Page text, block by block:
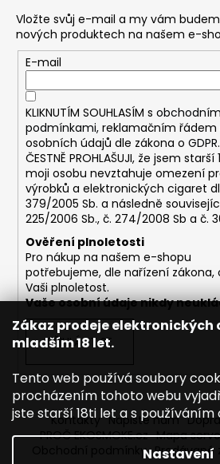
Zákaz prodeje
mladším 18 let.
Tento web používá soubory
procházením tohoto webu
jste starší 18ti let a s používáním
Nastavení
o
p
o
u
u
m
DEKANG
USA
MIX
10ML
6MG
169
Kč
Původně:
Kč
Vložte svůj e-mail a my vám
nových produktech na našem e-
E-mail
KLIKNUTÍM SOUHLASÍM s
podmínkami, reklamačním
osobních údajů dle zákona o GDPR
ČESTNĚ PROHLAŠUJI, že jsem
moji osobu nevztahuje omezení
výrobků a elektronických cigaret
379/2005 Sb. a následně
225/2006 Sb., č. 274/2008 Sb a č.
Ověření plnoletosti
Pro nákup na našem e-shopu
potřebujeme, dle nařízení zákona,
Vaši plnoletost.
Vaše osobní údaje nikdy
PŘIHLÁSIT SE
Kontakty Napište nám
PROČ EKOSMOKE.cz Mapa
Obchodní podmínky Prodávané